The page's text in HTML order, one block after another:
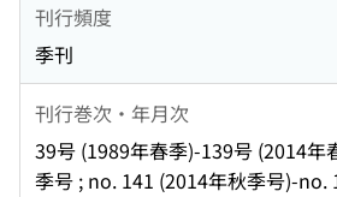
刊行頻度
季刊
刊行巻次・年月次
39号 (1989年春季)-139号 (2014年
季号 ; no. 141 (2014年秋季号)-no.